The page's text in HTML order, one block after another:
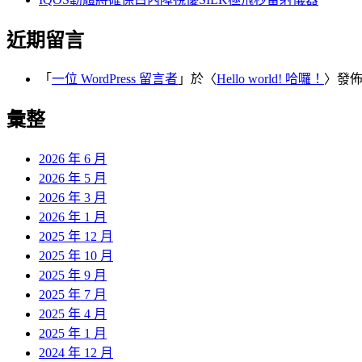
近期留言
「 一位 WordPress 留言者 」於〈Hello world! 哈囉！ 〉發
彙整
2026 年 6 月
2026 年 5 月
2026 年 3 月
2026 年 1 月
2025 年 12 月
2025 年 10 月
2025 年 9 月
2025 年 7 月
2025 年 4 月
2025 年 1 月
2024 年 12 月